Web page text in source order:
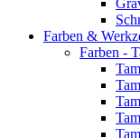
Farben &
Farben -